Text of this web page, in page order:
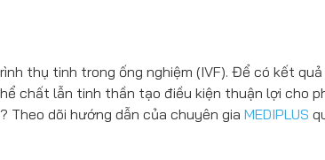
thụ tinh trong ống nghiệm (IVF). Để có kết quả
chất lẫn tinh thần tạo điều kiện thuận lợi cho
Theo dõi hướng dẫn của chuyên gia MEDIPLUS